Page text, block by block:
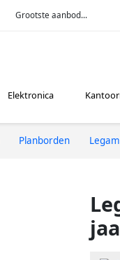
Grootste aanbod...
Elektronica
Planborden